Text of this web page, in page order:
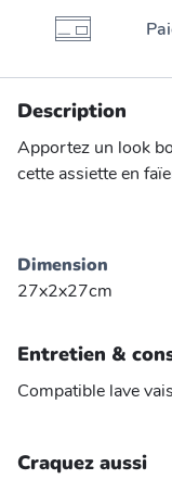
Description
Apportez un look
cette assiette en
Dimension
27x2x27cm
Entretien &
Compatible lave
Craquez aussi